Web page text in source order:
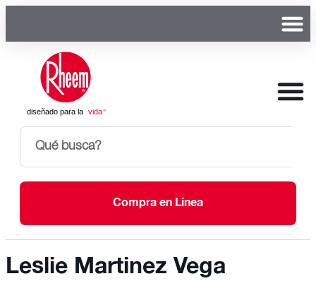
Compra en Linea
Leslie Martinez Vega